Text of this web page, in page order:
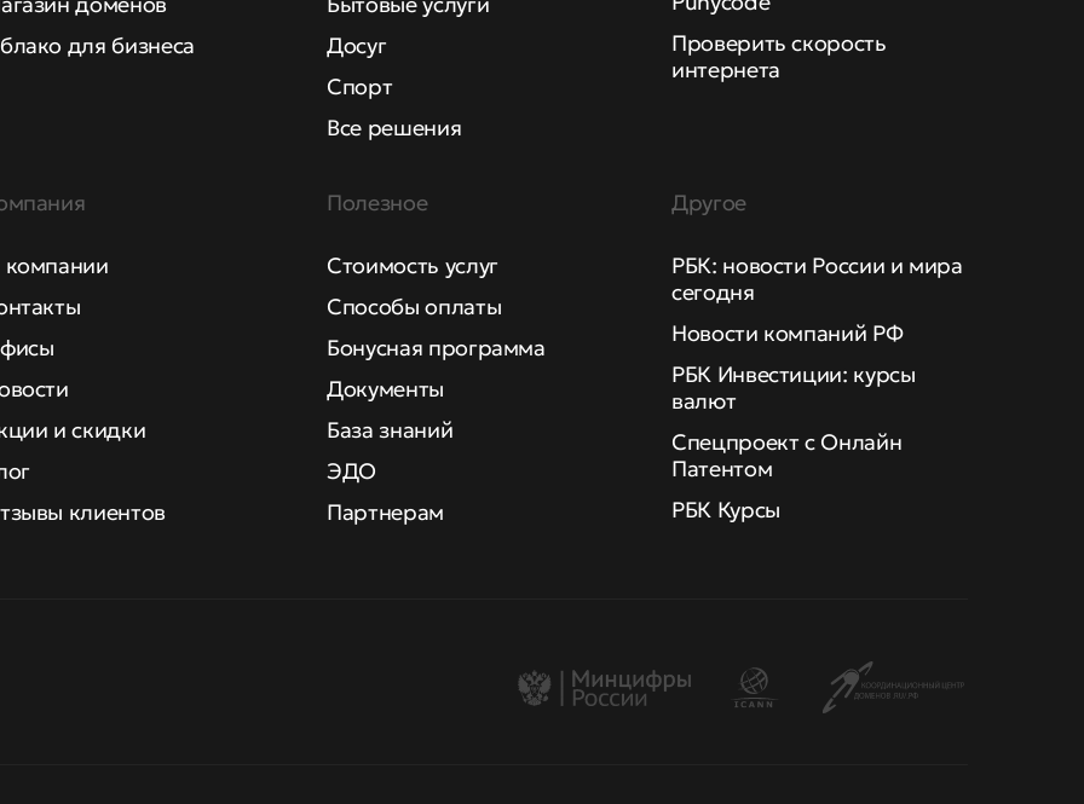
для бизнеса
Досуг
Спорт
Все решения
Проверить скорость
интернета
и скидки
клиентов
Полезное
Стоимость услуг
Способы оплаты
Бонусная программа
Документы
База знаний
ЭДО
Партнерам
Другое
РБК: новости России и мира
сегодня
Новости компаний РФ
РБК Инвестиции: курсы
валют
Спецпроект с Онлайн
Патентом
РБК Курсы